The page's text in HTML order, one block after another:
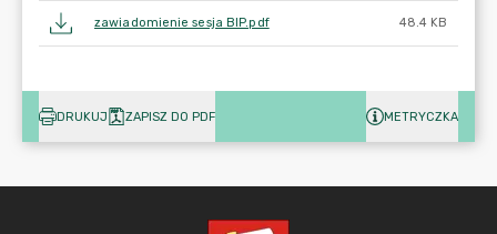
zawiadomienie sesja BIP.pdf 48.4 KB
DRUKUJ ZAPISZ DO PDF METRYCZKA